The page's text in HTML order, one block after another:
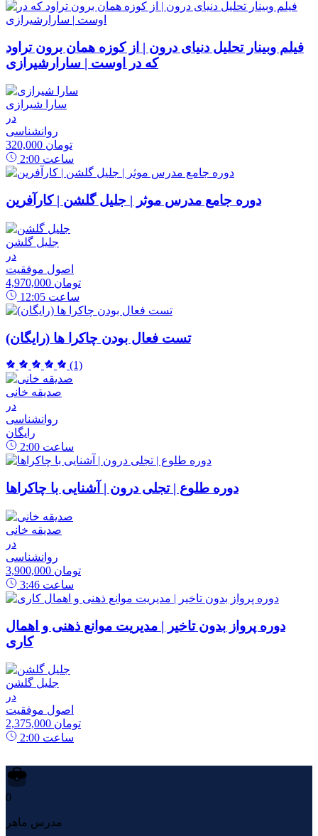
فیلم وبینار تحلیل دنیای درون | از کوزه همان برون تراود
که در اوست | سارارشیرازی
سارا شیرازی
در
روانشناسی
320,000 تومان
2:00 ساعت
دوره جامع مدرس موثر | جلیل گلشن | کارآفرین
جلیل گلشن
در
اصول موفقیت
4,970,000 تومان
12:05 ساعت
تست فعال بودن چاکرا ها (رایگان)
(1)
صدیقه خانی
در
روانشناسی
رایگان
2:00 ساعت
دوره طلوع | تجلی درون | آشنایی با چاکراها
صدیقه خانی
در
روانشناسی
3,900,000 تومان
3:46 ساعت
دوره پرواز بدون تاخیر | مدیریت موانع ذهنی و اهمال
کاری
جلیل گلشن
در
اصول موفقیت
2,375,000 تومان
2:00 ساعت
0
مدرس ماهر